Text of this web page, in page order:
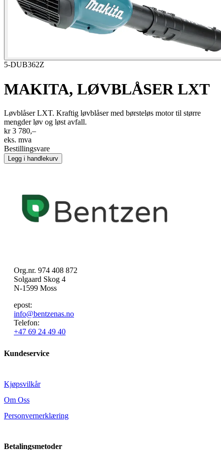
5-DUB362Z
MAKITA, LØVBLÅSER LXT
Løvblåser LXT. Kraftig løvblåser med børsteløs motor til større
mengder løv og løst avfall.
kr 3 780,–
eks. mva
Bestillingsvare
Legg i handlekurv
Org.nr. 974 408 872
Solgaard Skog 4
N-1599 Moss
epost:
info@bentzenas.no
Telefon:
+47 69 24 49 40
Kundeservice
Kjøpsvilkår
Om Oss
Personvernerklæring
Betalingsmetoder